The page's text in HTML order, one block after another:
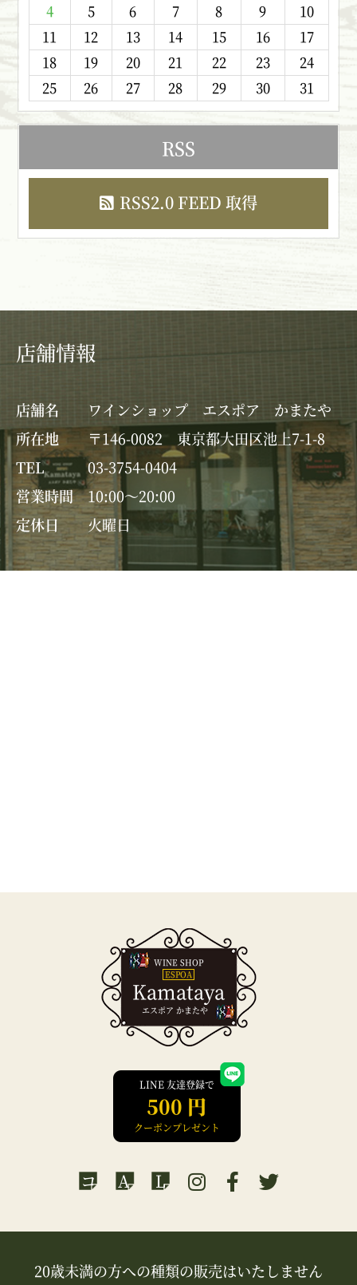
4
5 6 7 8 9
10
11
12 13 14 15 16
17
18
19 20 21 22 23
24
25
26 27 28 29 30 31
RSS
RSS2.0 FEED 取得
店舗情報
店舗名
ワインショップ エスポア かまたや
所在地
〒146-0082 東京都大田区池上7-1-8
TEL
03-3754-0404
営業時間
10:00～20:00
定休日
火曜日
WINE SHOP
ESPOA
Kamataya
エスポア かまたや
LINE 友達登録で
500 円
クーポンプレゼント
コ A L
20歳未満の方への種類の販売はいたしません